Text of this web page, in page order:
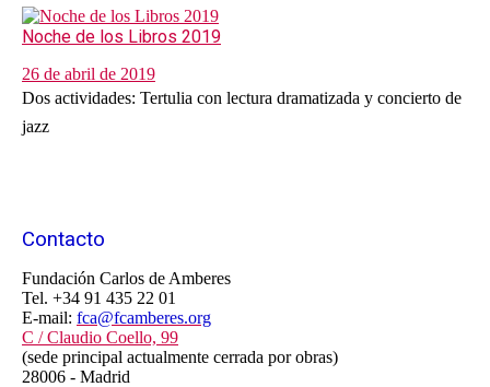
Noche de los Libros 2019
26 de abril de 2019
Dos actividades: Tertulia con lectura dramatizada y concierto de
jazz
Contacto
Fundación Carlos de Amberes
Tel. +34 91 435 22 01
E-mail: fca@fcamberes.org
C / Claudio Coello, 99
(sede principal actualmente cerrada por obras)
28006 - Madrid